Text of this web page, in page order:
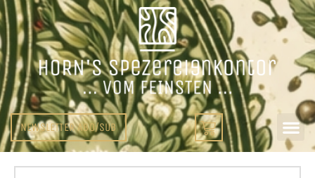
NEWSLETTER ABO/SUB